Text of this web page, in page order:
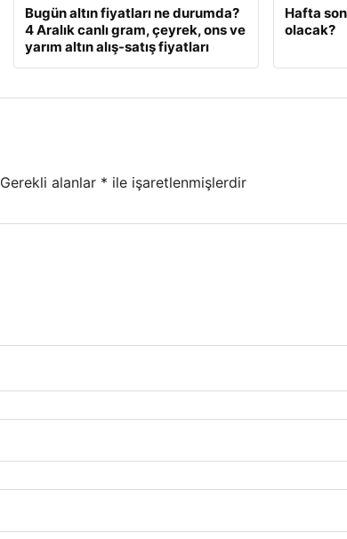
Bugün altın fiyatları ne durumda?
4 Aralık canlı gram, çeyrek, ons ve
yarım altın alış-satış fiyatları
Hafta
olacak?
Gerekli alanlar * ile işaretlenmişlerdir